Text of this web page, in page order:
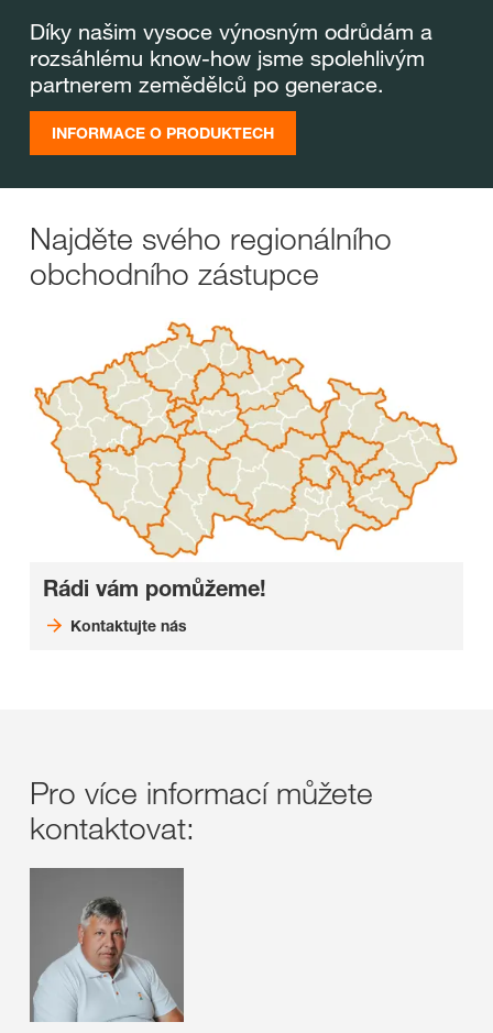
Díky našim vysoce výnosným odrůdám a
rozsáhlému know-how jsme spolehlivým
partnerem zemědělců po generace.
INFORMACE O PRODUKTECH
Najděte svého regionálního
obchodního zástupce
Rádi vám pomůžeme!
Kontaktujte nás
Pro více informací můžete
kontaktovat: